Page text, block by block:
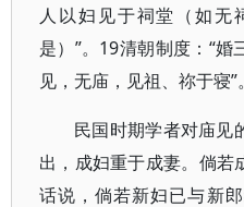
人以妇见于祠堂（如无
是）”。19清朝制度：“
见，无庙，见祖、祢于寝”
民国时期学者对庙见
出，成妇重于成妻。倘若
话说，倘若新妇已与新